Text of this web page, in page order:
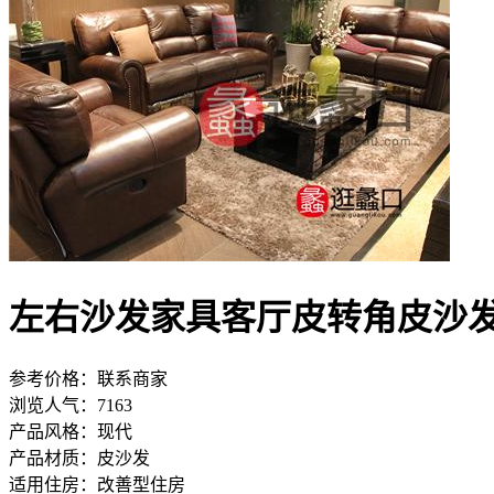
左右沙发家具客厅皮转角皮沙
参考价格： 联系商家
浏览人气： 7163
产品风格： 现代
产品材质： 皮沙发
适用住房： 改善型住房